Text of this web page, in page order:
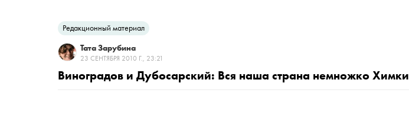
Редакционный материал
Тата Зарубина
23 СЕНТЯБРЯ 2010 Г., 23:21
Виноградов и Дубосарский: Вся наша страна немножко Химки